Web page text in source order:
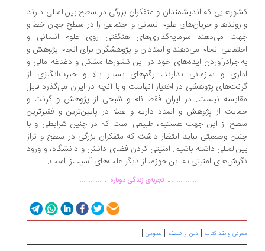
که اندیشمندان و متفکران بزرگی در سطح بین‌المللی دارند
و جریان‌های علوم انسانی و اجتماعی را در سطح جهان خط و
می‌دهند سرمایه‌گذاری‌های هنگفتی روی علوم انسانی و
انجام می‌دهند و استادان و پژوهشگران برای انجام پژوهش و
ایده‌های خود در این کشورها مشکل و دغدغه مالی و
و سازمانی ندارند، رقم‌های بسیار بالا و حیرت‌انگیزی از
پژوهشی در اختیار آنهاست و با آنچه در ایران می‌گذرد قابل
نیست. در ایران فقط نام و شبحی از پژوهش و گرنت و
از پژوهش و استاد داریم و عملا در پایین‌ترین و فقیرترین
از این جهت هستیم، طبیعی است که در چنین شرایطی و با
وضعیتی نباید انتظار داشت که متفکران بزرگی در سطح و تراز
داشته باشیم. امنیتی کردن فضای دانش و دانشگاه، و ورود
امنیتی به این حوزه، از دیگر علت‌های آسیب‌زا است.
...............تجربه‌ی زندگی دوباره ...............
و نقد کتاب|دین و فلسفه|عمومی|